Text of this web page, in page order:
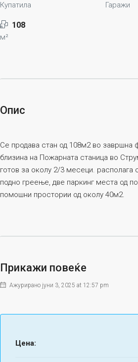
Купатила Гаражи
108
м²
Опис
Се продава стан од 108м2 во завршна
близина на Пожарната станица во
готов за околу 2/3 месеци. располага
подно греење, две паркинг места од
помошни простории од околу 40м2.
Прикажи повеќе
Ажурирано јуни 3, 2025 at 12:57 pm
Цена: